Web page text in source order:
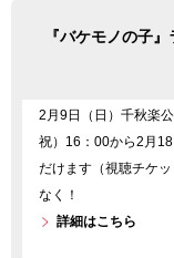
『バケモノの子
2月9日（日）千秋楽
祝）16：00から2月
だけます（視聴チケ
なく！
詳細はこちら